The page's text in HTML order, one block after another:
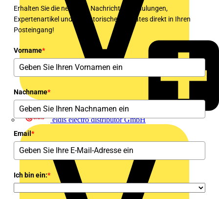
eldis electro distributor GmbH
Erhalten Sie die neuesten Nachrichten, Schulungen,
Expertenartikel und regulatorischen Updates direkt in Ihren
Posteingang!
Vorname*
Nachname*
Email *
Ich bin ein:*